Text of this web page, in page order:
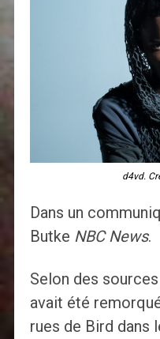
d4vd.
Dans un
Butke NBC News.
Selon des
avait été
rues de Bird dans